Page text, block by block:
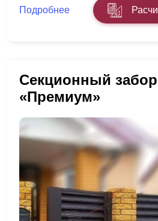
Подробнее
Секционный
«Премиум»